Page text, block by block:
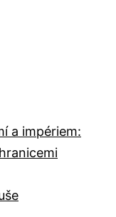
a impériem: